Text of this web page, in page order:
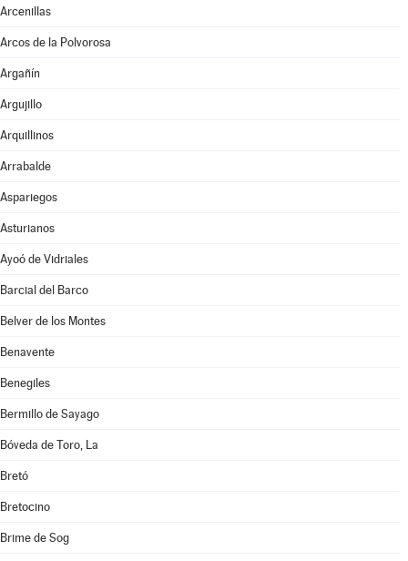
Arcenillas
Arcos de la Polvorosa
Argañín
Argujillo
Arquillinos
Arrabalde
Aspariegos
Asturianos
Ayoó de Vidriales
Barcial del Barco
Belver de los Montes
Benavente
Benegiles
Bermillo de Sayago
Bóveda de Toro, La
Bretó
Bretocino
Brime de Sog